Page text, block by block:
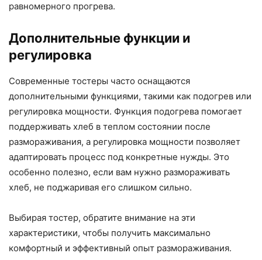
равномерного прогрева.
Дополнительные функции и
регулировка
Современные тостеры часто оснащаются
дополнительными функциями, такими как подогрев или
регулировка мощности. Функция подогрева помогает
поддерживать хлеб в теплом состоянии после
размораживания, а регулировка мощности позволяет
адаптировать процесс под конкретные нужды. Это
особенно полезно, если вам нужно размораживать
хлеб, не поджаривая его слишком сильно.
Выбирая тостер, обратите внимание на эти
характеристики, чтобы получить максимально
комфортный и эффективный опыт размораживания.